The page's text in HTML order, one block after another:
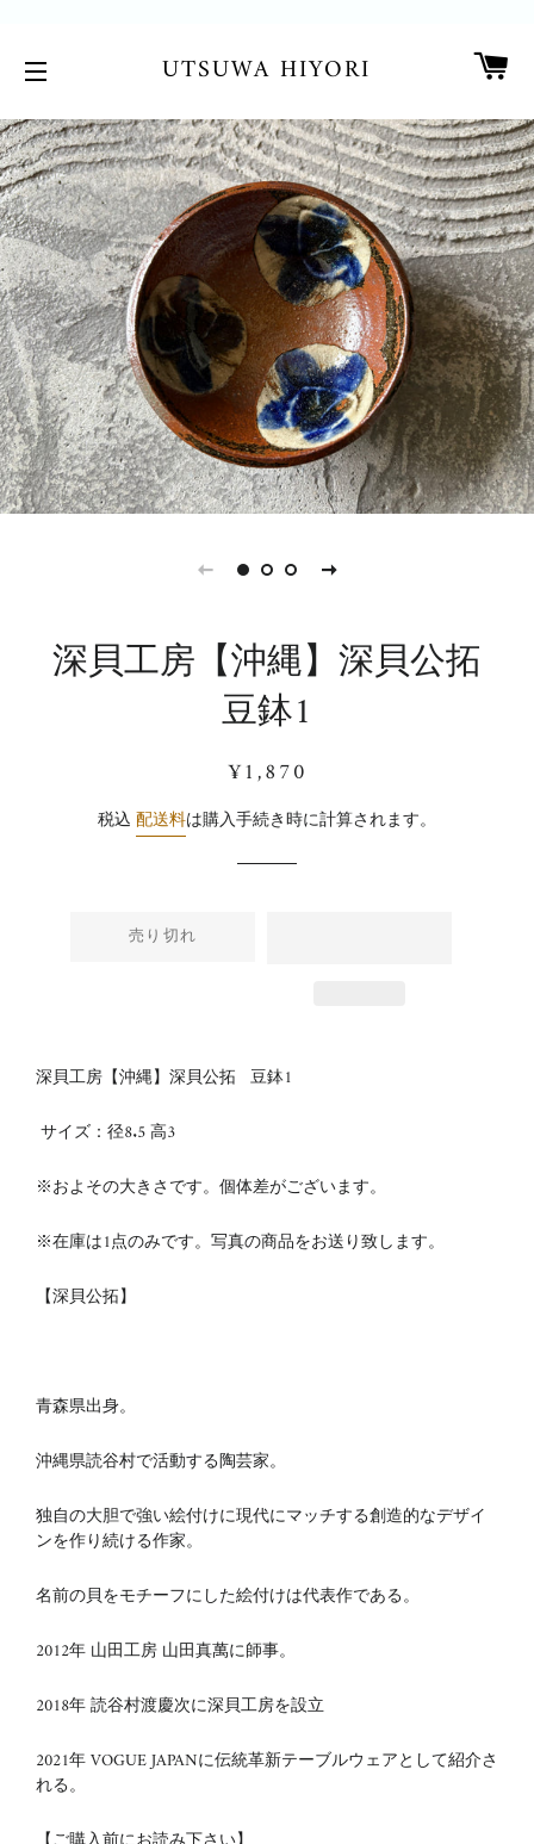
UTSUWA HIYORI
深貝工房【沖縄】深貝公拓
豆鉢1
通
価
販
価
¥1,870
税込 配送料は購入手続き時に計算されます。
売り切れ
深貝工房【沖縄】深貝公拓 豆鉢1
サイズ： 径8.5高3
※およその大きさです。個体差がございます。
※在庫は1点のみです。写真の商品をお送り致します。
【深貝公拓】
青森県出身。
沖縄県読谷村で活動する陶芸家。
独自の大胆で強い絵付けに現代にマッチする創造的なデザイ
ンを作り続ける作家。
名前の貝をモチーフにした絵付けは代表作である。
2012年 山田工房 山田真萬に師事。
2018年 読谷村渡慶次に深貝工房を設立
2021年 VOGUE JAPANに伝統革新テーブルウェアとして紹介さ
れる。